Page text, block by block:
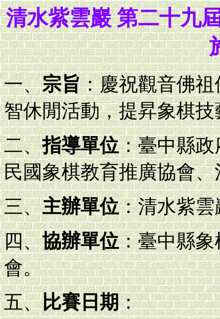
清水紫雲巖 第二十九
一、宗旨：慶祝觀音佛
智休閒活動，提昇象棋
二、指導單位：臺中縣
民國象棋教育推廣協會
三、主辦單位：清水紫
四、協辦單位：臺中縣
會。
五、比賽日期：